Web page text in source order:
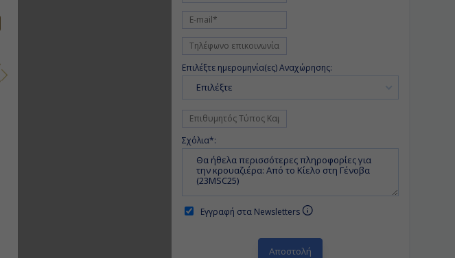
Επιλέξτε ημερομηνία(ες) Αναχώρησης:
Επιλέξτε
Σχόλια*:
Εγγραφή στα Newsletters